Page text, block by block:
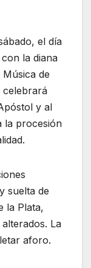
el día
la diana
de
celebrará
y al
la procesión
suelta de
la Plata,
La
aforo.